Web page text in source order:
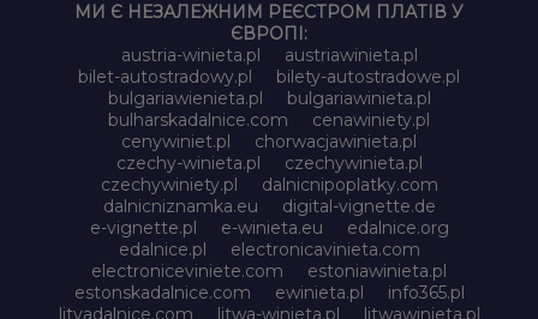
МИ Є НЕЗАЛЕЖНИМ РЕЄСТРОМ ПЛАТІВ У
ЄВРОПІ:
austria-winieta.pl
austriawinieta.pl
bilet-autostradowy.pl
bilety-autostradowe.pl
bulgariawienieta.pl
bulgariawinieta.pl
bulharskadalnice.com
cenawiniety.pl
cenywiniet.pl
chorwacjawinieta.pl
czechy-winieta.pl
czechywinieta.pl
czechywiniety.pl
dalnicnipoplatky.com
dalnicniznamka.eu
digital-vignette.de
e-vignette.pl
e-winieta.eu
edalnice.org
edalnice.pl
electronicavinieta.com
electroniceviniete.com
estoniawinieta.pl
estonskadalnice.com
ewinieta.pl
info365.pl